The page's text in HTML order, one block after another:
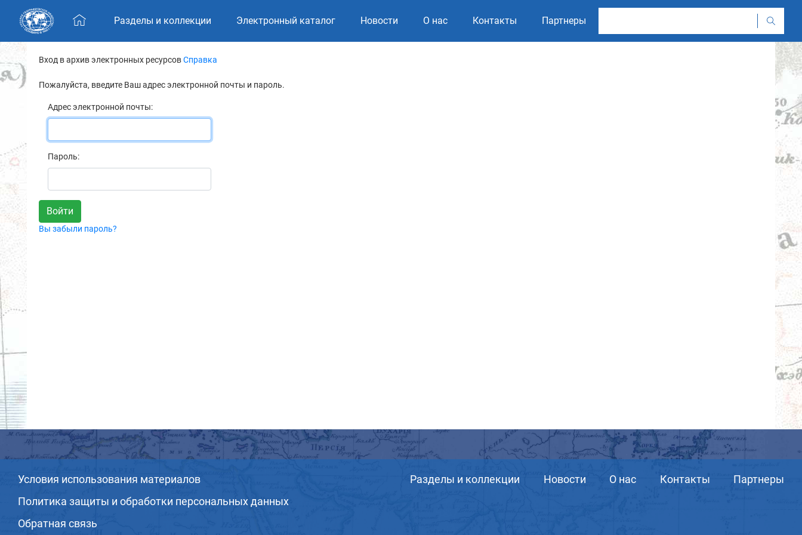
Skip navigation
Разделы и коллекции Электронный каталог Новости О нас Контакты Партнеры
Вход в архив электронных ресурсовСправка
Пожалуйста, введите Ваш адрес электронной почты и пароль.
Адрес электронной почты:
Пароль:
Вы забыли пароль?
Условия использования материалов
Политика защиты и обработки персональных данных
Обратная связь
Разделы и коллекции Новости О нас Контакты Партнеры